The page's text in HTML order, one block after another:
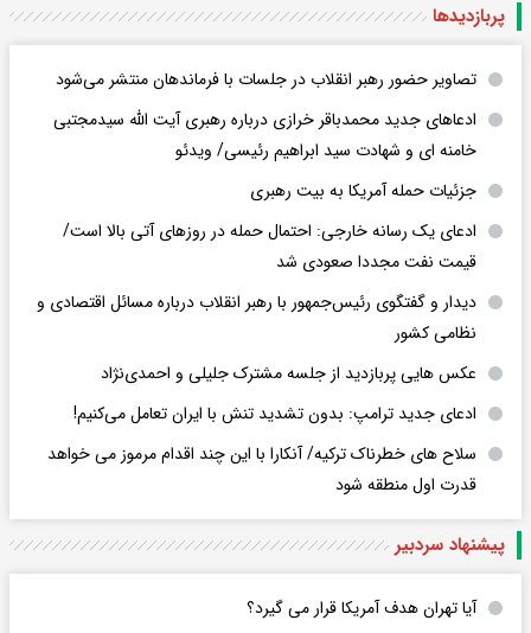
پربازدید‌ها
تصاویر حضور رهبر انقلاب در جلسات با فرماندهان منتشر می‌شود
ادعاهای جدید محمدباقر خرازی درباره رهبری آیت الله سیدمجتبی
خامنه ای و شهادت سید ابراهیم رئیسی/ ویدئو
جزئیات حمله آمریکا به بیت رهبری
ادعای یک رسانه خارجی: احتمال حمله در روزهای آتی بالا است/
قیمت نفت مجددا صعودی شد
دیدار و گفتگوی رئیس‌جمهور با رهبر انقلاب درباره مسائل اقتصادی و
نظامی کشور
عکس هایی پربازدید از جلسه مشترک جلیلی و احمدی‌نژاد
ادعای جدید ترامپ: بدون تشدید تنش با ایران تعامل می‌کنیم!
سلاح های خطرناک ترکیه/ آنکارا با این چند اقدام مرموز می خواهد
قدرت اول منطقه شود
پیشنهاد سردبیر
آیا تهران هدف آمریکا قرار می گیرد؟